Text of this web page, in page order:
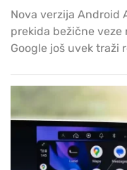
Nova verzija Android
prekida bežične veze
Google još uvek traži